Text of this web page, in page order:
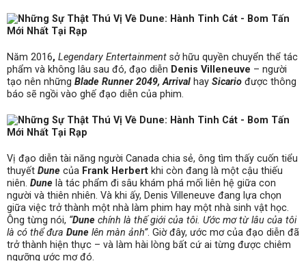
Năm 2016, Legendary Entertainment sở hữu quyền chuyển thể tác
phẩm và không lâu sau đó, đạo diễn Denis Villeneuve – người
tạo nên những Blade Runner 2049, Arrival hay Sicario được thông
báo sẽ ngồi vào ghế đạo diễn của phim.
Vị đạo diễn tài năng người Canada chia sẻ, ông tìm thấy cuốn tiểu
thuyết Dune của Frank Herbert khi còn đang là một cậu thiếu
niên. Dune là tác phẩm đi sâu khám phá mối liên hệ giữa con
người và thiên nhiên. Và khi ấy, Denis Villeneuve đang lựa chọn
giữa việc trở thành một nhà làm phim hay một nhà sinh vật học.
Ông từng nói, “Dune chính là thế giới của tôi. Ước mơ từ lâu của tôi
là có thể đưa Dune lên màn ảnh”. Giờ đây, ước mơ của đạo diễn đã
trở thành hiện thực – và làm hài lòng bất cứ ai từng được chiêm
ngưỡng ước mơ đó.